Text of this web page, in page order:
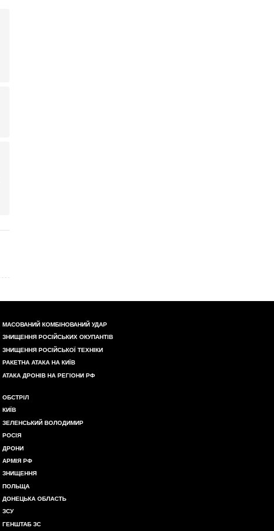
МАСОВАНИЙ КОМБІНОВАНИЙ УДАР
ЗНИЩЕННЯ РОСІЙСЬКИХ ОКУПАНТІВ
ЗНИЩЕННЯ РОСІЙСЬКОЇ ТЕХНІКИ
РАКЕТНА АТАКА НА КИЇВ
АТАКА ДРОНІВ НА РЕГІОНИ РФ
ОБСТРІЛ
КИЇВ
ЗЕЛЕНСЬКИЙ ВОЛОДИМИР
РОСІЯ
ДРОНИ
АРМІЯ РФ
ЗНИЩЕННЯ
ПОЛЬЩА
ДОНЕЦЬКА ОБЛАСТЬ
ЗСУ
ГЕНШТАБ ЗС